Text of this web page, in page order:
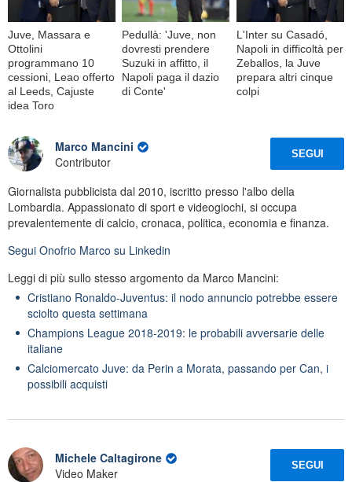
Juve, Massara e
Ottolini
programmano 10
cessioni, Leao offerto
al Leeds, Cajuste
idea Toro
Pedullà: 'Juve, non
dovresti prendere
Suzuki in affitto, il
Napoli paga il dazio
di Conte'
L'Inter su Casadó,
Napoli in difficoltà per
Zeballos, la Juve
prepara altri cinque
colpi
Marco Mancini
Contributor
SEGUI
Giornalista pubblicista dal 2010, iscritto presso l'albo della
Lombardia. Appassionato di sport e videogiochi, si occupa
prevalentemente di calcio, cronaca, politica, economia e finanza.
Segui Onofrio Marco su Linkedin
Leggi di più sullo stesso argomento da Marco Mancini:
Cristiano Ronaldo-Juventus: il nodo annuncio potrebbe essere
sciolto questa settimana
Champions League 2018-2019: le probabili avversarie delle
italiane
Calciomercato Juve: da Perin a Morata, passando per Can, i
possibili acquisti
Michele Caltagirone
Video Maker
SEGUI